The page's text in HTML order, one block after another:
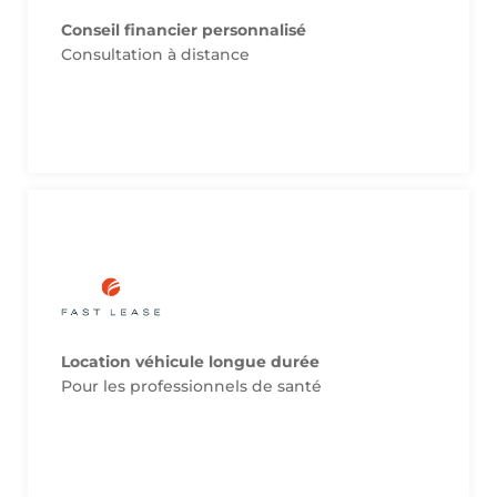
Conseil financier personnalisé
Consultation à distance
Diagnostic offert pour les adhérents
Soignants de France.
Location véhicule longue durée
Pour les professionnels de santé
Conciergerie offerte sur le département de
l’agence pour les adhérents Soignants de
Site de notre partenaire